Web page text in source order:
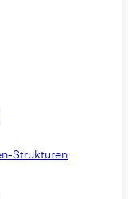
Strukturen